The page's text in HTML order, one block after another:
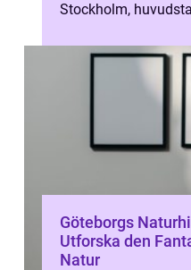
Stockholm,
konsertuppl...
Göteborgs
Utforska den
Natur